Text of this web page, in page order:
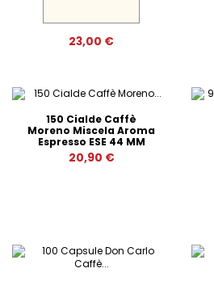
23,00 €
150 Cialde Caffè
Moreno Miscela Aroma
Espresso ESE 44 MM
20,90 €